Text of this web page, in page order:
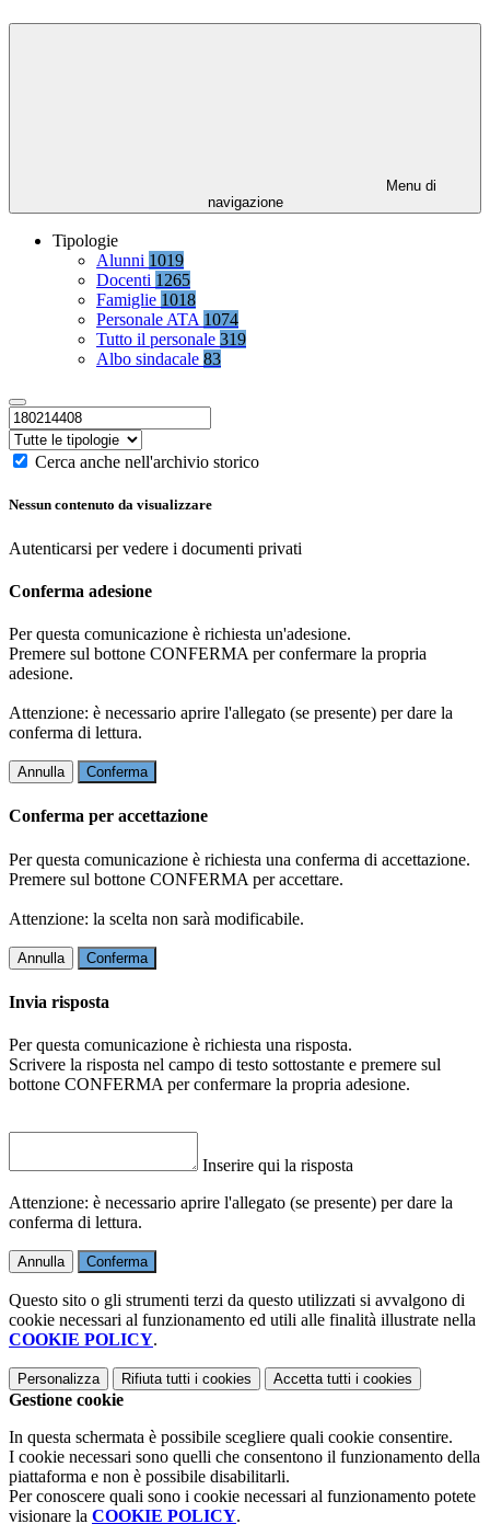
Menu di
navigazione
Tipologie
Alunni 1019
Docenti 1265
Famiglie 1018
Personale ATA 1074
Tutto il personale 319
Albo sindacale 83
Cerca anche nell'archivio storico
Nessun contenuto da visualizzare
Autenticarsi per vedere i documenti privati
Conferma adesione
Per questa comunicazione è richiesta un'adesione.
Premere sul bottone CONFERMA per confermare la propria
adesione.
Attenzione: è necessario aprire l'allegato (se presente) per dare la
conferma di lettura.
Annulla Conferma
Conferma per accettazione
Per questa comunicazione è richiesta una conferma di accettazione.
Premere sul bottone CONFERMA per accettare.
Attenzione: la scelta non sarà modificabile.
Annulla Conferma
Invia risposta
Per questa comunicazione è richiesta una risposta.
Scrivere la risposta nel campo di testo sottostante e premere sul
bottone CONFERMA per confermare la propria adesione.
Inserire qui la risposta
Attenzione: è necessario aprire l'allegato (se presente) per dare la
conferma di lettura.
Annulla Conferma
Questo sito o gli strumenti terzi da questo utilizzati si avvalgono di
cookie necessari al funzionamento ed utili alle finalità illustrate nella
COOKIE POLICY.
Personalizza Rifiuta tutti i cookies Accetta tutti i cookies
Gestione cookie
In questa schermata è possibile scegliere quali cookie consentire.
I cookie necessari sono quelli che consentono il funzionamento della
piattaforma e non è possibile disabilitarli.
Per conoscere quali sono i cookie necessari al funzionamento potete
visionare la COOKIE POLICY.